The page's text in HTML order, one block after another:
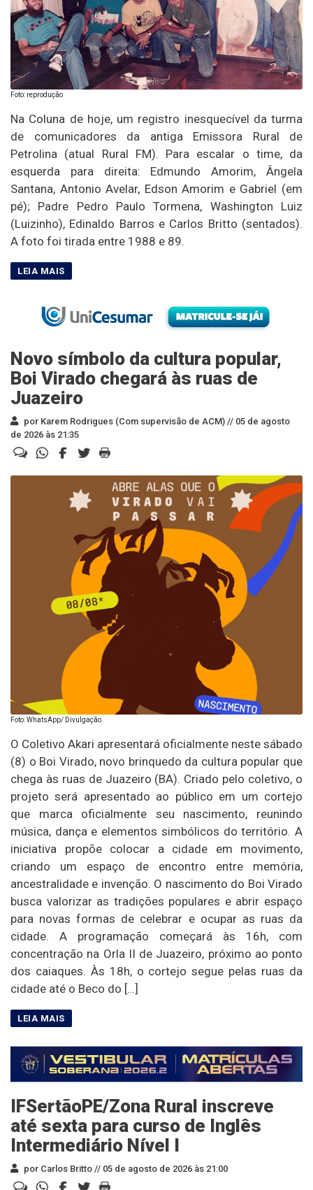
Foto: reprodução
Na Coluna de hoje, um registro inesquecível da turma
de comunicadores da antiga Emissora Rural de
Petrolina (atual Rural FM). Para escalar o time, da
esquerda para direita: Edmundo Amorim, Ângela
Santana, Antonio Avelar, Edson Amorim e Gabriel (em
pé); Padre Pedro Paulo Tormena, Washington Luiz
(Luizinho), Edinaldo Barros e Carlos Britto (sentados).
A foto foi tirada entre 1988 e 89.
Novo símbolo da cultura popular,
Boi Virado chegará às ruas de
Juazeiro
por Karem Rodrigues (Com supervisão de ACM) // 05 de agosto
de 2026 às 21:35
Foto: WhatsApp/ Divulgação
O Coletivo Akari apresentará oficialmente neste sábado
(8) o Boi Virado, novo brinquedo da cultura popular que
chega às ruas de Juazeiro (BA). Criado pelo coletivo, o
projeto será apresentado ao público em um cortejo
que marca oficialmente seu nascimento, reunindo
música, dança e elementos simbólicos do território. A
iniciativa propõe colocar a cidade em movimento,
criando um espaço de encontro entre memória,
ancestralidade e invenção. O nascimento do Boi Virado
busca valorizar as tradições populares e abrir espaço
para novas formas de celebrar e ocupar as ruas da
cidade. A programação começará às 16h, com
concentração na Orla II de Juazeiro, próximo ao ponto
dos caiaques. Às 18h, o cortejo segue pelas ruas da
cidade até o Beco do […]
IFSertãoPE/Zona Rural inscreve
até sexta para curso de Inglês
Intermediário Nível I
por Carlos Britto // 05 de agosto de 2026 às 21:00